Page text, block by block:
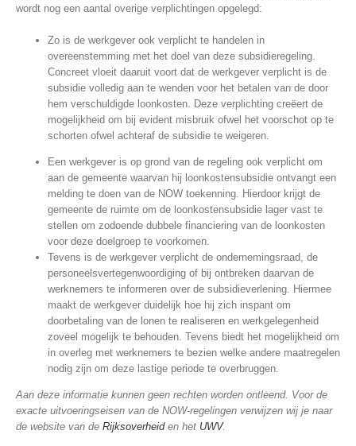
wordt nog een aantal overige verplichtingen opgelegd:
Zo is de werkgever ook verplicht te handelen in
overeenstemming met het doel van deze subsidieregeling.
Concreet vloeit daaruit voort dat de werkgever verplicht is de
subsidie volledig aan te wenden voor het betalen van de door
hem verschuldigde loonkosten. Deze verplichting creëert de
mogelijkheid om bij evident misbruik ofwel het voorschot op te
schorten ofwel achteraf de subsidie te weigeren.
Een werkgever is op grond van de regeling ook verplicht om
aan de gemeente waarvan hij loonkostensubsidie ontvangt een
melding te doen van de NOW toekenning. Hierdoor krijgt de
gemeente de ruimte om de loonkostensubsidie lager vast te
stellen om zodoende dubbele financiering van de loonkosten
voor deze doelgroep te voorkomen.
Tevens is de werkgever verplicht de ondernemingsraad, de
personeelsvertegenwoordiging of bij ontbreken daarvan de
werknemers te informeren over de subsidieverlening. Hiermee
maakt de werkgever duidelijk hoe hij zich inspant om
doorbetaling van de lonen te realiseren en werkgelegenheid
zoveel mogelijk te behouden. Tevens biedt het mogelijkheid om
in overleg met werknemers te bezien welke andere maatregelen
nodig zijn om deze lastige periode te overbruggen.
Aan deze informatie kunnen geen rechten worden ontleend. Voor de
exacte uitvoeringseisen van de NOW-regelingen verwijzen wij je naar
de website van de Rijksoverheiden het UWV.